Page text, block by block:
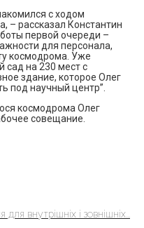
с ходом
– рассказал Константин
первой очереди –
для персонала,
космодрома. Уже
сад на 230 мест с
здание, которое Олег
под научный центр”.
космодрома Олег
совещание.
внутрішніх і зовнішніх...